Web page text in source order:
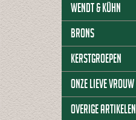
Wendt & Kühn
Brons
Kerstgroepen
Onze lieve vrouw
Overige artikelen